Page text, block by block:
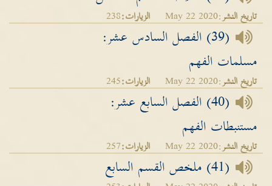
تاريخ النشر:May 22 2020 الزيارات:238
(39) الفصل السادس عشر:
مسلمات الفهم
تاريخ النشر:May 22 2020 الزيارات:245
(40) الفصل السابع عشر:
مستنبطات الفهم
تاريخ النشر:May 22 2020 الزيارات:257
(41) ملخص القسم السابع